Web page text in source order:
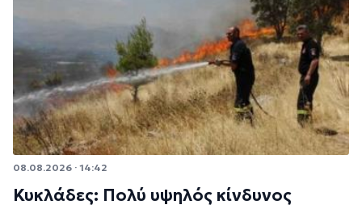
08.08.2026 · 14:42
Κυκλάδες: Πολύ υψηλός κίνδυνος